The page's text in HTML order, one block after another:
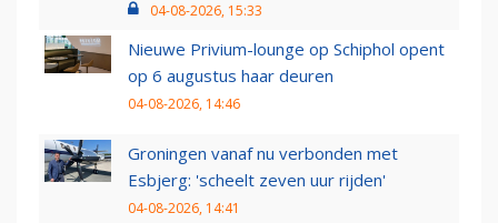
04-08-2026, 15:33
Nieuwe Privium-lounge op Schiphol opent
op 6 augustus haar deuren
04-08-2026, 14:46
Groningen vanaf nu verbonden met
Esbjerg: 'scheelt zeven uur rijden'
04-08-2026, 14:41